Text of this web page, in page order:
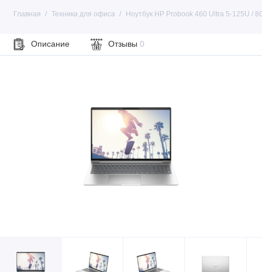
Главная Техника для офиса Ноутбук HP Probook 460 Ultra 5-125U /
Описание Отзывы 0